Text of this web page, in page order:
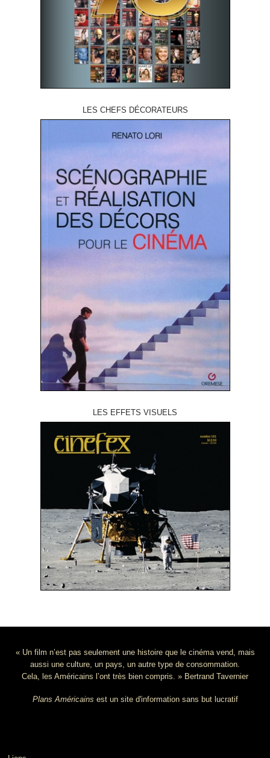
LES CHEFS DÉCORATEURS
LES EFFETS VISUELS
« Un film n’est pas seulement une histoire que le cinéma vend, mais
aussi une culture, un pays, un autre type de consommation.
Cela, les Américains l’ont très bien compris. » Bertrand Tavernier
Plans Américains est un site d'information sans but lucratif